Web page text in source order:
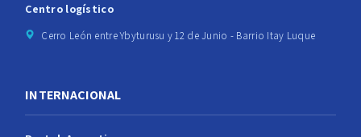
Centro logístico
Cerro León entre Ybyturusu y 12 de Junio - Barrio Itay Luque
INTERNACIONAL